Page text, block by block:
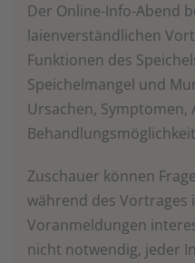
Der Online-Info-Abend
laienverständlichen
Funktionen des
Speichelmangel und
Ursachen, Symptomen,
Zuschauer können
während des Vortrages
Voranmeldungen
nicht notwendig, jeder